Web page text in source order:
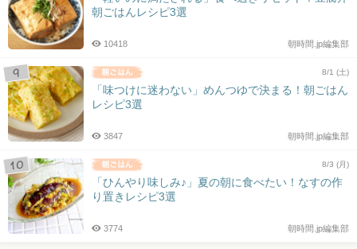
朝ごはんレシピ3選
朝時間.jp編集部
10418
8/1 (土)
「味つけに迷わない」めんつゆで決まる！朝ごはん
レシピ3選
朝時間.jp編集部
3847
8/3 (月)
「ひんやり味しみ♪」夏の朝に食べたい！なすの作
り置きレシピ3選
朝時間.jp編集部
3774